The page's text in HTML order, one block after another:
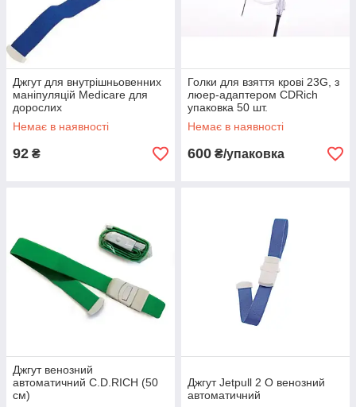
Джгут для внутрішньовенних
маніпуляцій Medicare для
дорослих
Немає в наявності
92 ₴
Голки для взяття крові 23G, з
люер-адаптером CDRich
упаковка 50 шт.
Немає в наявності
600 ₴/упаковка
Джгут венозний
автоматичний C.D.RICH (50
см)
Джгут Jetpull 2 О венозний
автоматичний